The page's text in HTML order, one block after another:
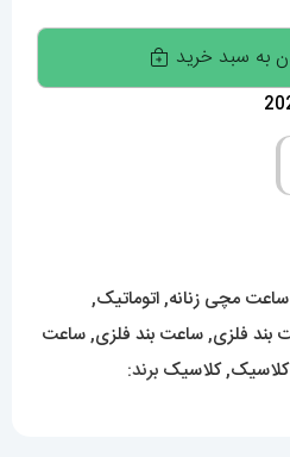
به سبد خرید
بند فلزی, ساعت بند فلزی,
کلاسیک,کلاسیک برند: